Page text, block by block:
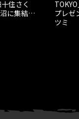
住さく
に集結…
プレゼ
ツミ